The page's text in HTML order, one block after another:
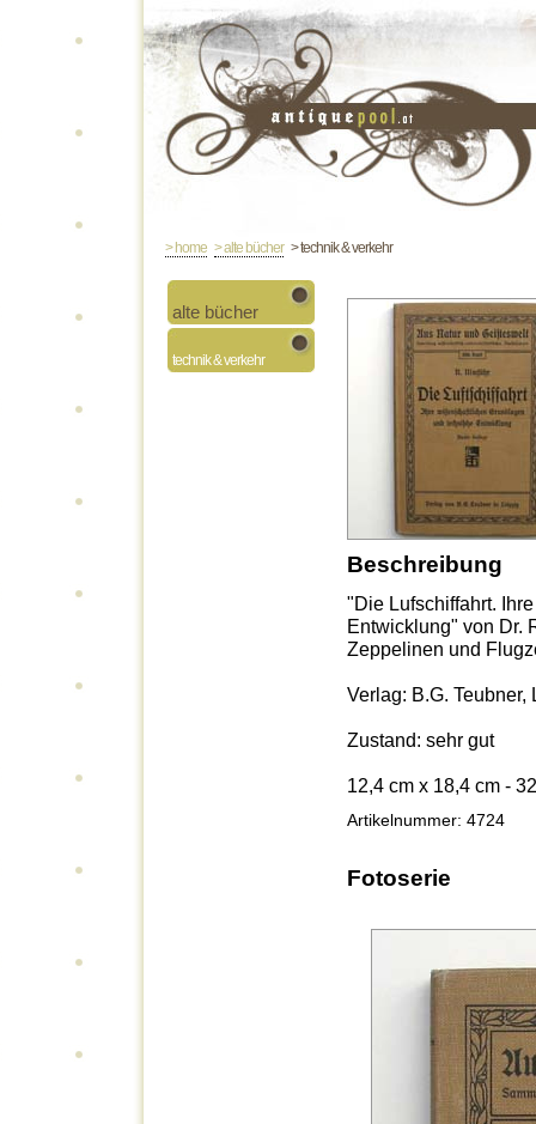
> home > alte bücher> technik & verkehr
alte bücher
technik & verkehr
Beschreibung
"Die Lufschiffahrt.
Entwicklung" von Dr.
Zeppelinen und
Verlag: B.G.
Zustand: sehr gut
12,4 cm x 18,4 cm -
Artikelnummer: 4724
Fotoserie